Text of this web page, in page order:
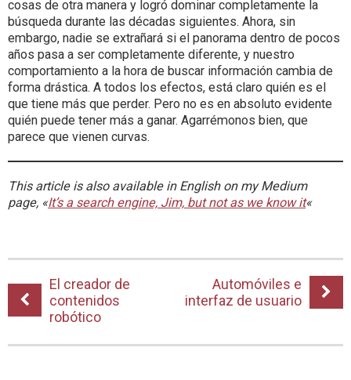
cosas de otra manera y logró dominar completamente la
búsqueda durante las décadas siguientes. Ahora, sin
embargo, nadie se extrañará si el panorama dentro de pocos
años pasa a ser completamente diferente, y nuestro
comportamiento a la hora de buscar información cambia de
forma drástica. A todos los efectos, está claro quién es el
que tiene más que perder. Pero no es en absoluto evidente
quién puede tener más a ganar. Agarrémonos bien, que
parece que vienen curvas.
This article is also available in English on my Medium
page, «It’s a search engine, Jim, but not as we know it«
El creador de
contenidos
robótico
Automóviles e
interfaz de usuario